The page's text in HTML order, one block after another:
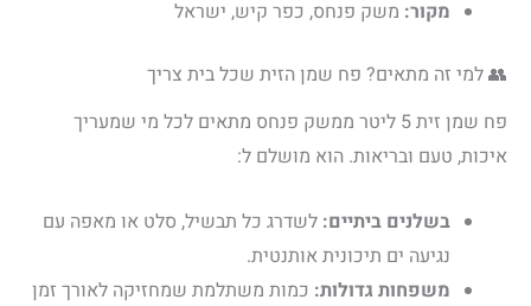
מקור: משק פנחס, כפר קיש, ישראל
👥 למי זה מתאים? פח שמן הזית שכל בית צריך
פח שמן זית 5 ליטר ממשק פנחס מתאים לכל מי שמעריך
איכות, טעם ובריאות. הוא מושלם ל:
בשלנים ביתיים: לשדרג כל תבשיל, סלט או מאפה עם
נגיעה ים תיכונית אותנטית.
משפחות גדולות: כמות משתלמת שמחזיקה לאורך זמן